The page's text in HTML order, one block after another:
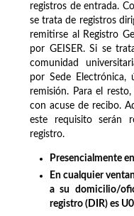
registros de entrada.
se trata de registros
remitirse al Registro
por GEISER. Si se
comunidad
por Sede
remisión. Para el
con acuse de recibo.
este requisito serán
registro.
Presencialmente
En cualquier
a su domicilio/
registro (DIR) es